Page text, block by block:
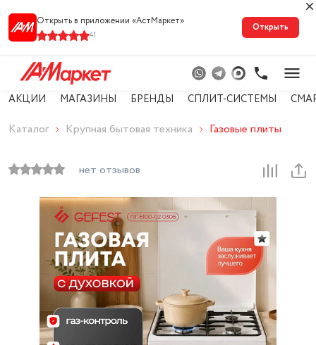
Открыть в приложении «АстМарке‪т‬»
41
Открыть
АКЦИИ МАГАЗИНЫ БРЕНДЫ СПЛИТ-СИСТЕМЫ
Каталог Крупная бытовая техника Газовые плиты
нет отзывов